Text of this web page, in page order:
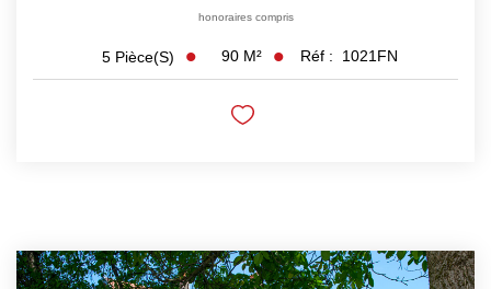
honoraires compris
5 Pièce(s) 90 M² Réf : 1021FN